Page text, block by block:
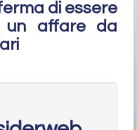
di essere
un affare da